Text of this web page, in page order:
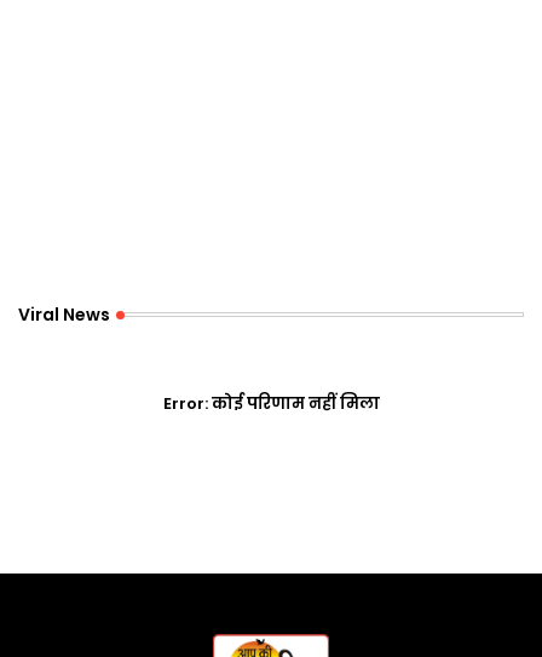
Viral News
Error:कोई परिणाम नहीं मिला